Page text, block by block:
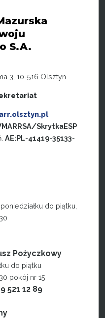
S.A.
3, 10-516 Olsztyn
SkrytkaESP
AE:PL-41419-35133-
do piątku,
Pożyczkowy
do piątku
pokój nr 15
521 12 89